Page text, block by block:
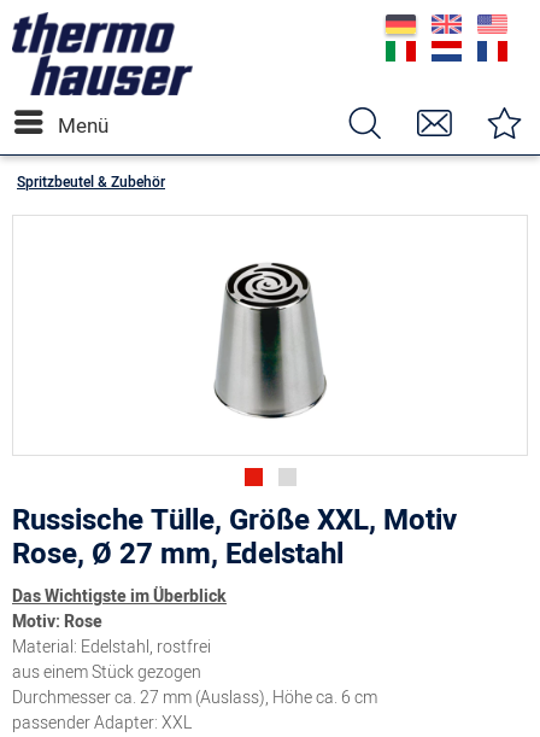
Menü
Spritzbeutel & Zubehör
Russische Tülle, Größe XXL, Motiv
Rose, Ø 27 mm, Edelstahl
Das Wichtigste im Überblick
Motiv: Rose
Material: Edelstahl, rostfrei
aus einem Stück gezogen
Durchmesser ca. 27 mm (Auslass), Höhe ca. 6 cm
passender Adapter: XXL